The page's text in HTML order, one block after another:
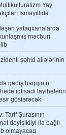
Yay
İsmayıllıda
yataqxanalarda
məcburi
şəhid ailələrinin
gediş haqqının
iqtisadi layihələrin
göstərəcək
Tarif Şurasının
dəyişikliyi ilə bağlı
olmayacaq